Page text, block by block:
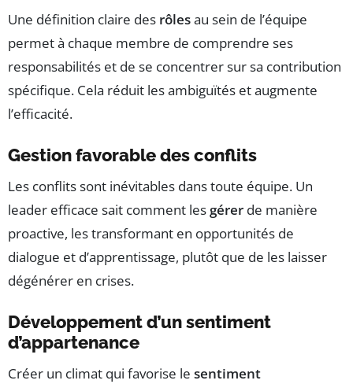
Une définition claire des rôlesau sein de l’équipe
permet à chaque membre de comprendre ses
responsabilités et de se concentrer sur sa contribution
spécifique. Cela réduit les ambiguïtés et augmente
l’efficacité.
Gestion favorable des conflits
Les conflits sont inévitables dans toute équipe. Un
leader efficace sait comment les gérer de manière
proactive, les transformant en opportunités de
dialogue et d’apprentissage, plutôt que de les laisser
dégénérer en crises.
Développement d’un sentiment
d’appartenance
Créer un climat qui favorise le sentiment